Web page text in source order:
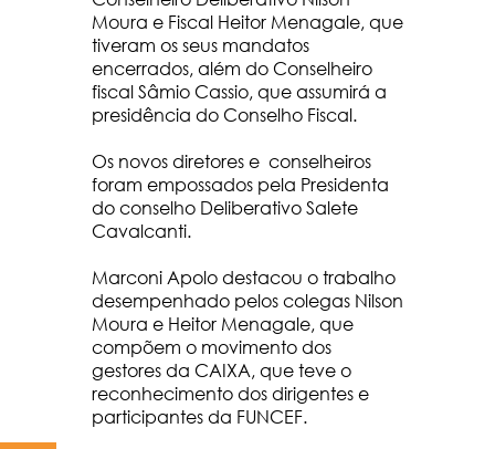
Moura e Fiscal Heitor Menagale, que
tiveram os seus mandatos
encerrados, além do Conselheiro
fiscal Sâmio Cassio, que assumirá a
presidência do Conselho Fiscal.
Os novos diretores e conselheiros
foram empossados pela Presidenta
do conselho Deliberativo Salete
Cavalcanti.
Marconi Apolo destacou o trabalho
desempenhado pelos colegas Nilson
Moura e Heitor Menagale, que
compõem o movimento dos
gestores da CAIXA, que teve o
reconhecimento dos dirigentes e
participantes da FUNCEF.